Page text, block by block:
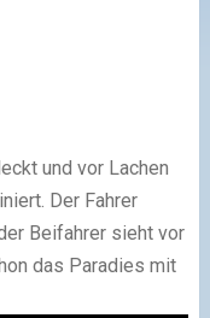
und vor Lachen
Der Fahrer
Beifahrer sieht vor
das Paradies mit